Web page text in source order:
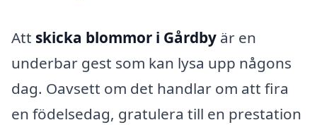
Att skicka blommor i Gårdby är en
underbar gest som kan lysa upp någons
dag. Oavsett om det handlar om att fira
en födelsedag, gratulera till en prestation